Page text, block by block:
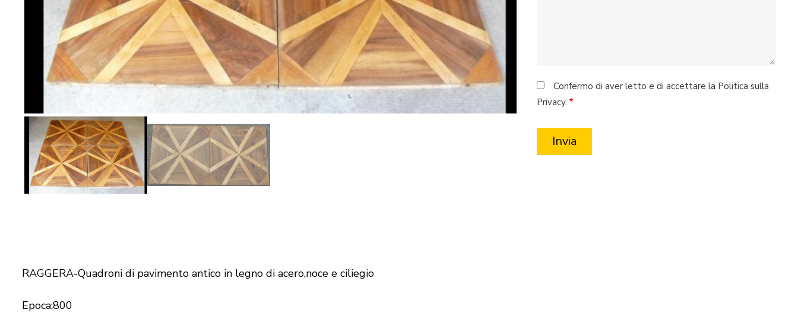
RAGGERA-Quadroni di pavimento antico in legno di acero,noce e ciliegio
Epoca:800
Confermo di aver letto e di accettare la Politica sulla
Privacy.